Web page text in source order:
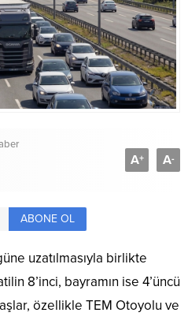
A+ A-
ABONE OL
uzatılmasıyla birlikte
8’inci, bayramın ise 4’üncü
özellikle TEM Otoyolu ve